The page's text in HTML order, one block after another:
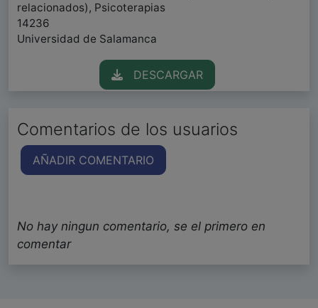
relacionados), Psicoterapias
14236
Universidad de Salamanca
DESCARGAR
Comentarios de los usuarios
AÑADIR COMENTARIO
No hay ningun comentario, se el primero en
comentar